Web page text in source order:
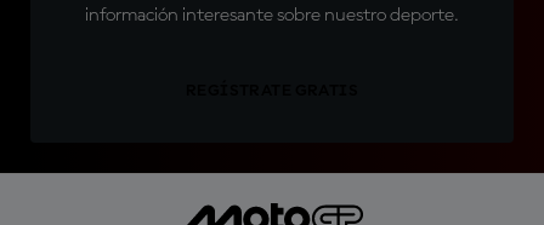
información interesante sobre nuestro deporte.